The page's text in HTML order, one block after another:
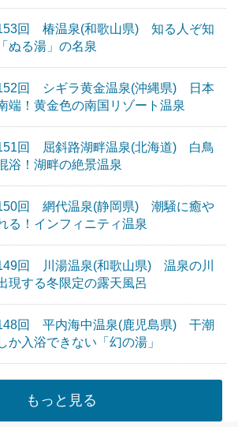
回 椿温泉(和歌山県) 知る人ぞ知
ぬる湯」の名泉
回 シギラ黄金温泉(沖縄県) 日本
端！黄金色の南国リゾート温泉
回 屈斜路湖畔温泉(北海道) 白鳥
浴！湖畔の絶景温泉
回 網代温泉(静岡県) 潮騒に癒や
る！インフィニティ温泉
回 川湯温泉(和歌山県) 温泉の川
現する冬限定の露天風呂
回 平内海中温泉(鹿児島県) 干潮
か入浴できない「幻の湯」
もっと見る